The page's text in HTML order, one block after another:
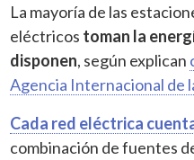
La mayoría de las
eléctricos toman la
disponen, según explican
Agencia Internacional de
Cada red eléctrica
combinación de fuentes